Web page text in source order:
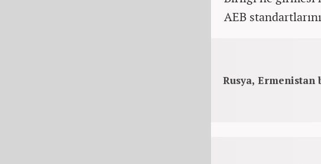
AEB
Rusya, Ermenistan